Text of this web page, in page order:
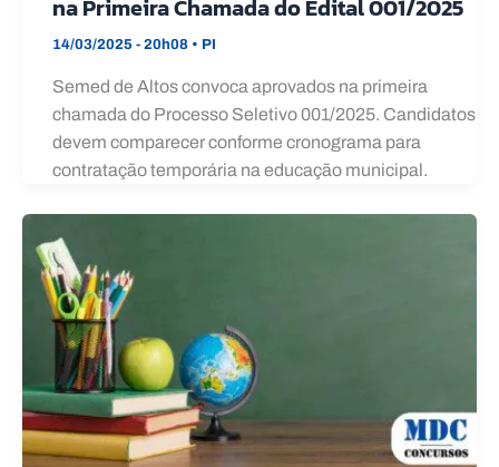
na Primeira Chamada do Edital 001/2025
14/03/2025 - 20h08 • PI
Semed de Altos convoca aprovados na primeira
chamada do Processo Seletivo 001/2025. Candidatos
devem comparecer conforme cronograma para
contratação temporária na educação municipal.